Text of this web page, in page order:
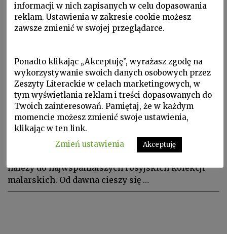
Portrety nowoczesności, W Zeszytach, ZL 2017 nr 1/137
PAWEŁ MURATOW, Galeria
Szczukina (I)
Moskiewska galeria obrazów Siergieja Szczukina
należy do najwspanialszych rosyjskich kolekcji
malarskich. Od dawna cieszy się …
informacji w nich zapisanych w celu dopasowania
reklam. Ustawienia w zakresie cookie możesz
zawsze zmienić w swojej przeglądarce.
Ponadto klikając „Akceptuję”, wyrażasz zgodę na
wykorzystywanie swoich danych osobowych przez
Zeszyty Literackie w celach marketingowych, w
tym wyświetlania reklam i treści dopasowanych do
Twoich zainteresowań. Pamiętaj, że w każdym
momencie możesz zmienić swoje ustawienia,
klikając w ten link.
Zmień ustawienia
Akceptuję